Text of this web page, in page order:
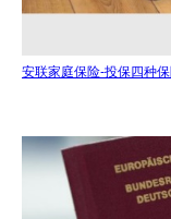
安联家庭保险-投保四种